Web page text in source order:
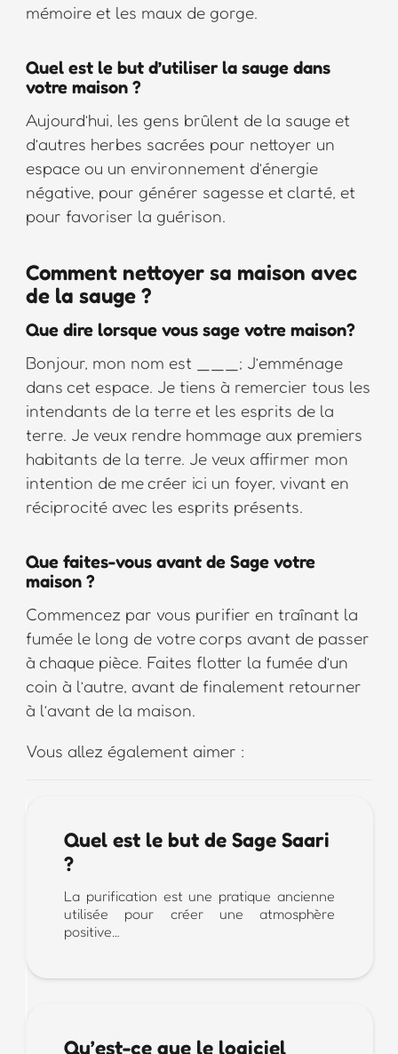
mémoire et les maux de gorge.
Quel est le but d’utiliser la sauge dans
votre maison ?
Aujourd’hui, les gens brûlent de la sauge et
d’autres herbes sacrées pour nettoyer un
espace ou un environnement d’énergie
négative, pour générer sagesse et clarté, et
pour favoriser la guérison.
Comment nettoyer sa maison avec
de la sauge ?
Que dire lorsque vous sage votre maison?
Bonjour, mon nom est ___; J’emménage
dans cet espace. Je tiens à remercier tous les
intendants de la terre et les esprits de la
terre. Je veux rendre hommage aux premiers
habitants de la terre. Je veux affirmer mon
intention de me créer ici un foyer, vivant en
réciprocité avec les esprits présents.
Que faites-vous avant de Sage votre
maison ?
Commencez par vous purifier en traînant la
fumée le long de votre corps avant de passer
à chaque pièce. Faites flotter la fumée d’un
coin à l’autre, avant de finalement retourner
à l’avant de la maison.
Vous allez également aimer :
Quel est le but de Sage Saari
?
La purification est une pratique ancienne
utilisée pour créer une atmosphère
positive…
Qu’est-ce que le logiciel